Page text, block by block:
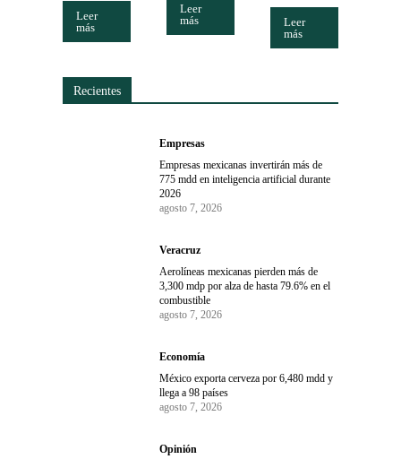
Leer
más
Leer
más
Leer
más
Recientes
Empresas
Empresas mexicanas invertirán más de
775 mdd en inteligencia artificial durante
2026
agosto 7, 2026
Veracruz
Aerolíneas mexicanas pierden más de
3,300 mdp por alza de hasta 79.6% en el
combustible
agosto 7, 2026
Economía
México exporta cerveza por 6,480 mdd y
llega a 98 países
agosto 7, 2026
Opinión